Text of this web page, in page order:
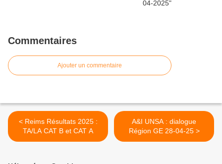
Commentaires
Ajouter un commentaire
< Reims Résultats 2025 :
TA/LA CAT B et CAT A
A&I UNSA : dialogue
Région GE 28-04-25 >